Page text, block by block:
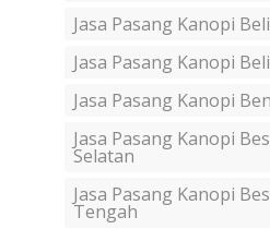
Jasa Pasang Kanopi
Jasa Pasang Kanopi
Jasa Pasang Kanopi
Jasa Pasang Kanopi
Selatan
Jasa Pasang Kanopi
Tengah